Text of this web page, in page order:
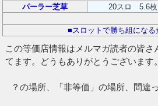
パーラー芝草
20スロ 5.6枚
■スロットで勝ち組になる
この等価店情報はメルマガ読者の皆
てます。どうもありがとうございます。
？の場所、「非等価」の場所、間違